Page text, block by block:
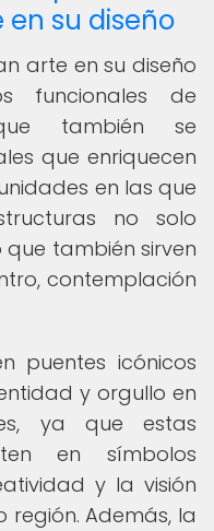
su diseño
arte en su diseño
funcionales de
también se
que enriquecen
en las que
no solo
también sirven
contemplación
puentes icónicos
y orgullo en
ya que estas
en símbolos
y la visión
Además, la